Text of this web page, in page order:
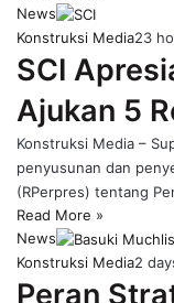
News
Konstruksi Media23
SCI
Ajukan 5
Konstruksi Media –
penyusunan dan
(RPerpres) tentang
Read More »
News
Konstruksi Media2
Peran